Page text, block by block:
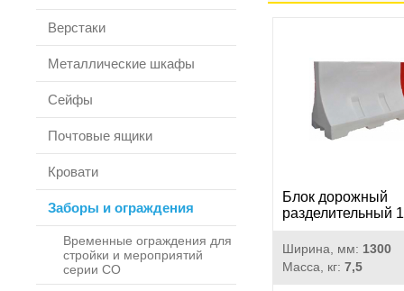
Верстаки
Металлические шкафы
Сейфы
Почтовые ящики
Кровати
Заборы и ограждения
Временные ограждения для
стройки и мероприятий
серии СО
Блок дорожный
разделительный
Ширина, мм: 1300
Масса, кг: 7,5